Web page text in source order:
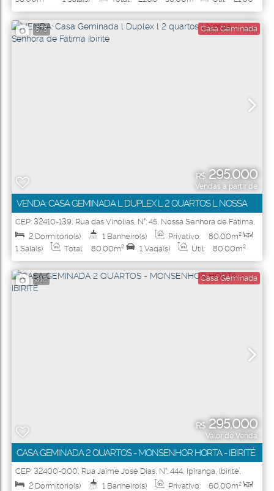
56.00m²
575 Casa Geminada
R$295.000
Vendas a partir de
VENDA: CASA GEMINADA L DUPLEX L 2 QUARTOS L NOSSA
SENHORA DE FÁTIMA IBIRITÉ
CEP: 32410-139, Rua das Vinólias, N°: 45, Nossa Senhora de Fátima,
Ibirité
Minas Gerais Brasil
2 Dormitório(s) 1 Banheiro(s) Privativo: 80.00m²
1 Sala(s) Total: 80.00m² 1 Vaga(s) Útil: 80.00m²
312 Casa Geminada
R$295.000
Valor de Venda
CASA GEMINADA 2 QUARTOS - MONSENHOR HORTA - IBIRITÉ
CEP: 32400-000, Rua Jaime José Dias, N°: 444, Ipiranga, Ibirité,
Minas Gerais
Brasil
2 Dormitório(s) 1 Banheiro(s) Privativo: 60.00m²